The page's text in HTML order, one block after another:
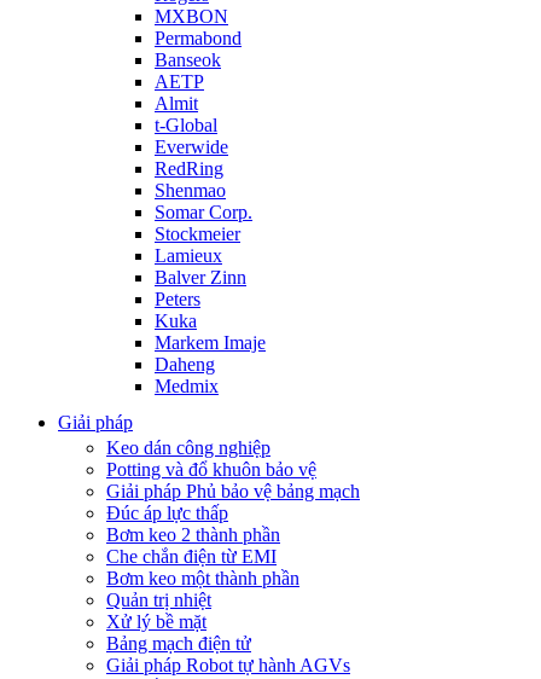
MXBON
Permabond
Banseok
AETP
Almit
t-Global
Everwide
RedRing
Shenmao
Somar Corp.
Stockmeier
Lamieux
Balver Zinn
Peters
Kuka
Markem Imaje
Daheng
Medmix
Giải pháp
Keo dán công nghiệp
Potting và đổ khuôn bảo vệ
Giải pháp Phủ bảo vệ bảng mạch
Đúc áp lực thấp
Bơm keo 2 thành phần
Che chắn điện từ EMI
Bơm keo một thành phần
Quản trị nhiệt
Xử lý bề mặt
Bảng mạch điện tử
Giải pháp Robot tự hành AGVs